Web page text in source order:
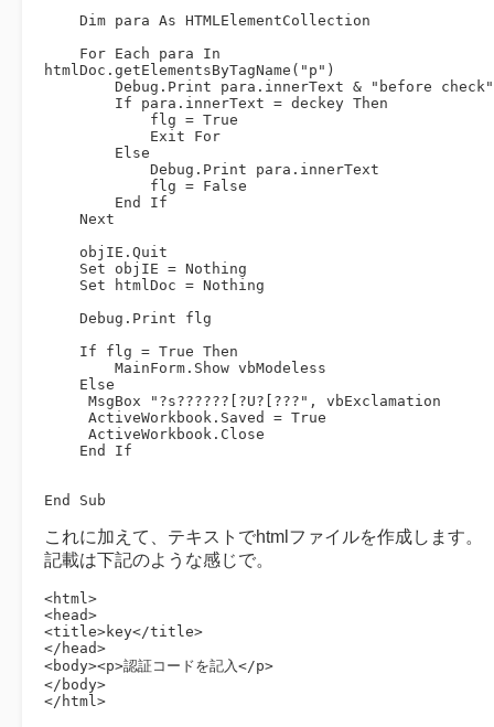
htmlDoc.getElementsByTagName("p")
End Sub
これに加えて、テキストでhtmlファイルを作成します。
記載は下記のような感じで。
<html>
<head>
<title>key</title>
</head>
<body><p>認証コードを記入</p>
</body>
</html>